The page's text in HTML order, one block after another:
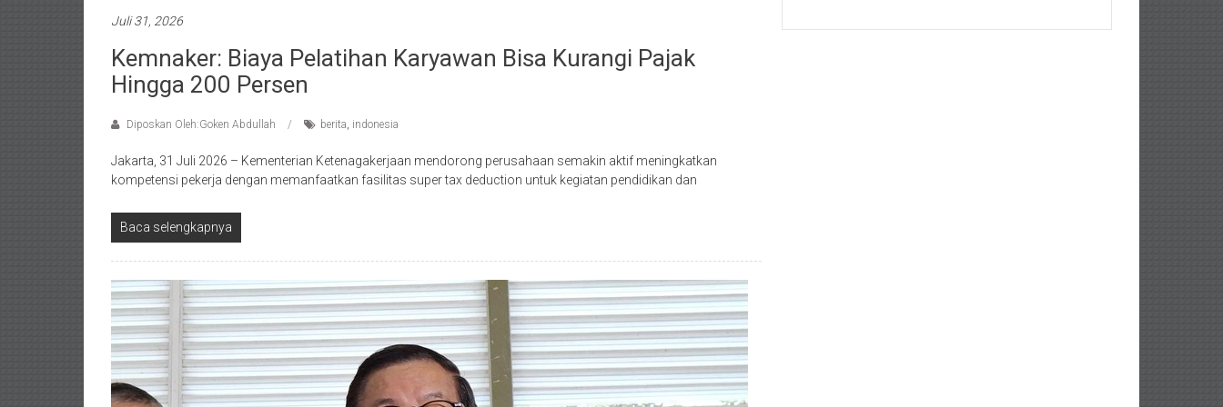
Juli 31, 2026
Kemnaker: Biaya Pelatihan Karyawan Bisa Kurangi Pajak
Hingga 200 Persen
Diposkan Oleh:Goken Abdullah berita, indonesia
Jakarta, 31 Juli 2026 – Kementerian Ketenagakerjaan mendorong perusahaan semakin aktif meningkatkan
kompetensi pekerja dengan memanfaatkan fasilitas super tax deduction untuk kegiatan pendidikan dan
Baca selengkapnya